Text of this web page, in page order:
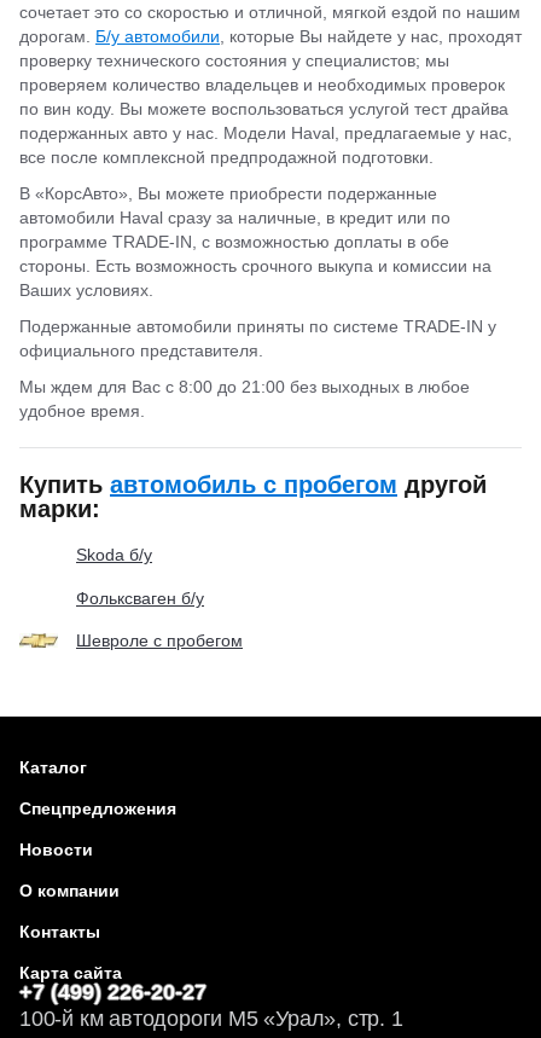
сочетает это со скоростью и отличной, мягкой ездой по нашим
дорогам. Б/у автомобили , которые Вы найдете у нас, проходят
проверку технического состояния у специалистов; мы
проверяем количество владельцев и необходимых проверок
по вин коду. Вы можете воспользоваться услугой тест драйва
подержанных авто у нас. Модели Haval, предлагаемые у нас,
все после комплексной предпродажной подготовки.
В «КорсАвто», Вы можете приобрести подержанные
автомобили Haval сразу за наличные, в кредит или по
программе TRADE-IN, с возможностью доплаты в обе
стороны. Есть возможность срочного выкупа и комиссии на
Ваших условиях.
Подержанные автомобили приняты по системе TRADE-IN у
официального представителя.
Мы ждем для Вас с 8:00 до 21:00 без выходных в любое
удобное время.
Купить автомобиль с пробегом другой
марки:
Skoda б/у
Фольксваген б/у
Шевроле с пробегом
Каталог
Спецпредложения
Новости
О компании
Контакты
Карта сайта
+7 (499) 226-20-27
100-й км автодороги М5 «Урал», стр. 1